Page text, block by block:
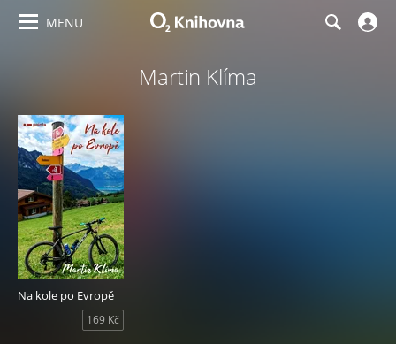
MENU
Martin Klíma
Na kole po Evropě
169 Kč